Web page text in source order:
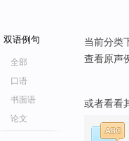
双语例句
全部
口语
书面语
论文
当前分类
查看原声
或者看看